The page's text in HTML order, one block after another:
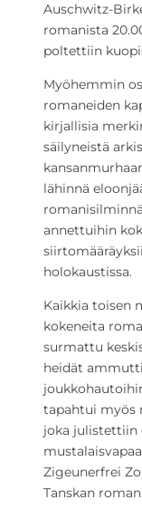
Auschwitz-
romanista
poltettiin
Myöhemmin
romaneiden
kirjallisia
säilyneistä
lähinnä
annettuihin
holokaustissa.
Kaikkia toisen
kokeneita
surmattu
heidät
tapahtui myös
joka julistettiin
Zigeunerfrei
Tanskan